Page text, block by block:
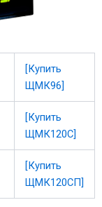
[Купить
ЩМК96]
[Купить
ЩМК120С]
[Купить
ЩМК120СП]